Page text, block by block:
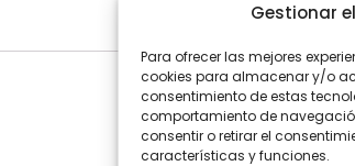
Gestionar
Para ofrecer las mejores
cookies para almacenar y/o
consentimiento de estas
comportamiento de
consentir o retirar el
características y funciones.